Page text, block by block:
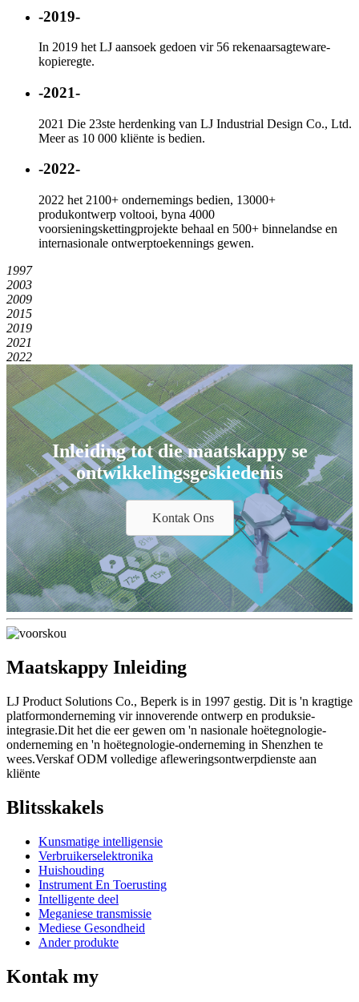
-2019-
In 2019 het LJ aansoek gedoen vir 56 rekenaarsagteware-
kopieregte.
-2021-
2021 Die 23ste herdenking van LJ Industrial Design Co., Ltd.
Meer as 10 000 kliënte is bedien.
-2022-
2022 het 2100+ ondernemings bedien, 13000+
produkontwerp voltooi, byna 4000
voorsieningskettingprojekte behaal en 500+ binnelandse en
internasionale ontwerptoekennings gewen.
1997
2003
2009
2015
2019
2021
2022
Inleiding tot die maatskappy se
ontwikkelingsgeskiedenis
Kontak Ons
Maatskappy Inleiding
LJ Product Solutions Co., Beperk is in 1997 gestig. Dit is 'n kragtige
platformonderneming vir innoverende ontwerp en produksie-
integrasie.Dit het die eer gewen om 'n nasionale hoëtegnologie-
onderneming en 'n hoëtegnologie-onderneming in Shenzhen te
wees.Verskaf ODM volledige afleweringsontwerpdienste aan
kliënte
Blitsskakels
Kunsmatige intelligensie
Verbruikerselektronika
Huishouding
Instrument En Toerusting
Intelligente deel
Meganiese transmissie
Mediese Gesondheid
Ander produkte
Kontak my